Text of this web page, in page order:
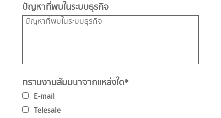
ปัญหาที่พบในระบบธุรกิจ
ทราบงานสัมมนาจากแหล่งใด*
E-mail
Telesale